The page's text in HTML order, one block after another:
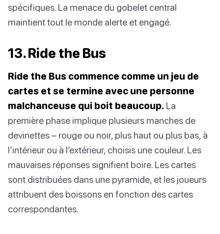
spécifiques. La menace du gobelet central
maintient tout le monde alerte et engagé.
13. Ride the Bus
Ride the Bus commence comme un jeu de
cartes et se termine avec une personne
malchanceuse qui boit beaucoup. La
première phase implique plusieurs manches de
devinettes – rouge ou noir, plus haut ou plus bas, à
l’intérieur ou à l’extérieur, choisis une couleur. Les
mauvaises réponses signifient boire. Les cartes
sont distribuées dans une pyramide, et les joueurs
attribuent des boissons en fonction des cartes
correspondantes.